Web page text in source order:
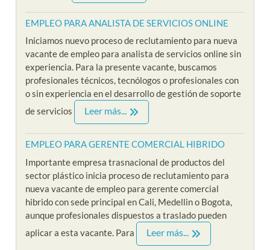
EMPLEO PARA ANALISTA DE SERVICIOS ONLINE
Iniciamos nuevo proceso de reclutamiento para nueva
vacante de empleo para analista de servicios online sin
experiencia. Para la presente vacante, buscamos
profesionales técnicos, tecnólogos o profesionales con
o sin experiencia en el desarrollo de gestión de soporte
de servicios
Leer más...
EMPLEO PARA GERENTE COMERCIAL HIBRIDO
Importante empresa trasnacional de productos del
sector plástico inicia proceso de reclutamiento para
nueva vacante de empleo para gerente comercial
hibrido con sede principal en Cali, Medellin o Bogota,
aunque profesionales dispuestos a traslado pueden
aplicar a esta vacante. Para
Leer más...